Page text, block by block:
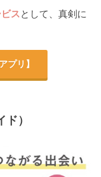
ス として、真剣に
プリ】
）